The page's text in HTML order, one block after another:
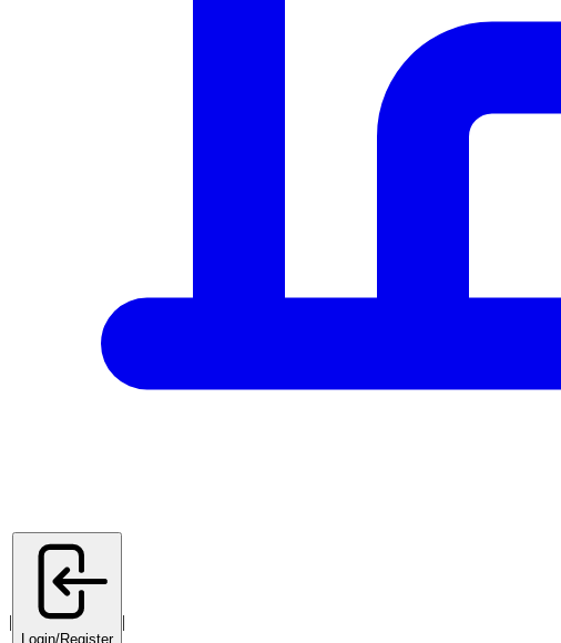
|
Login/Register
|